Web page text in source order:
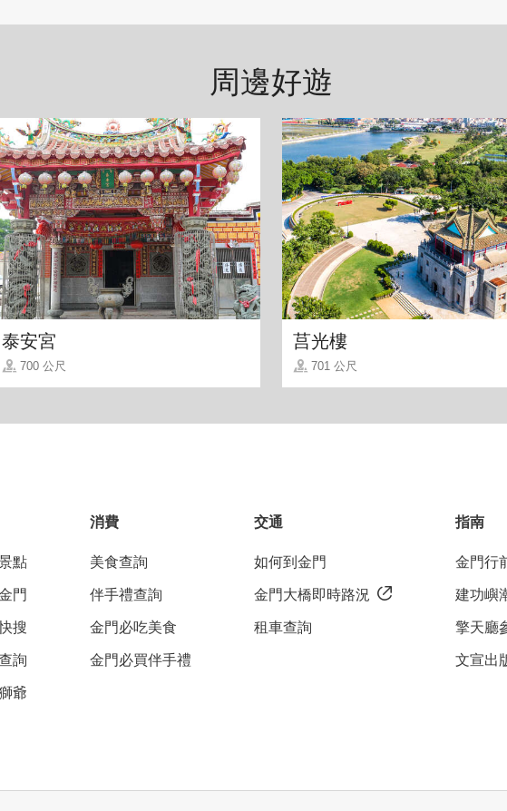
保證捨不得起身，當陽光灑落房內時，感受到慵懶的度假
周邊好遊
泰安宮
700 公尺
莒光樓
701 公尺
點
門
搜
詢
爺
消費
美食查詢
伴手禮查詢
金門必吃美食
金門必買伴手禮
交通
如何到金門
金門大橋即時路況
租車查詢
指南
金門行
建功嶼
擎天廳
文宣出